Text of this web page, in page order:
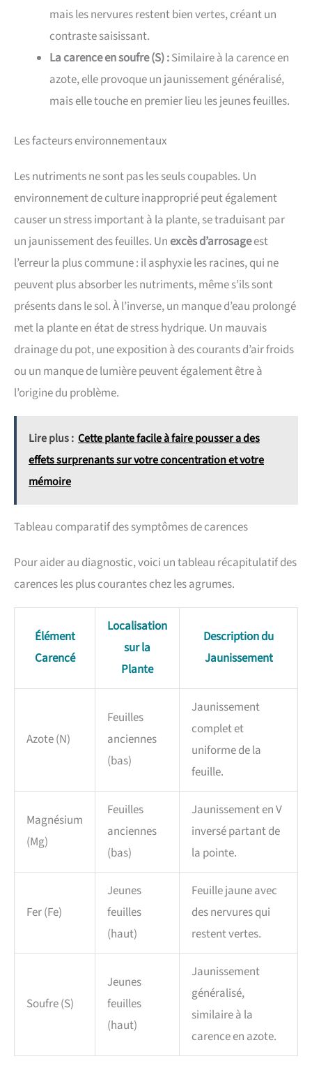
mais les nervures restent bien vertes, créant un
contraste saisissant.
La carence en soufre (S) :Similaire à la carence en
azote, elle provoque un jaunissement généralisé,
mais elle touche en premier lieu les jeunes feuilles.
Les facteurs environnementaux
Les nutriments ne sont pas les seuls coupables. Un
environnement de culture inapproprié peut également
causer un stress important à la plante, se traduisant par
un jaunissement des feuilles. Unexcès d’arrosageest
l’erreur la plus commune : il asphyxie les racines, qui ne
peuvent plus absorber les nutriments, même s’ils sont
présents dans le sol. À l’inverse, un manque d’eau prolongé
met la plante en état de stress hydrique. Un mauvais
drainage du pot, une exposition à des courants d’air froids
ou un manque de lumière peuvent également être à
l’origine du problème.
Lire plus : Cette plante facile à faire pousser a des
effets surprenants sur votre concentration et votre
mémoire
Tableau comparatif des symptômes de carences
Pour aider au diagnostic, voici un tableau récapitulatif des
carences les plus courantes chez les agrumes.
Élément
Carencé
Localisation
sur la
Plante
Description du
Jaunissement
Azote (N)
Feuilles
anciennes
(bas)
Jaunissement
complet et
uniforme de la
feuille.
Magnésium
(Mg)
Feuilles
anciennes
(bas)
Jaunissement en V
inversé partant de
la pointe.
Fer (Fe)
Jeunes
feuilles
(haut)
Feuille jaune avec
des nervures qui
restent vertes.
Soufre (S)
Jeunes
feuilles
(haut)
Jaunissement
généralisé,
similaire à la
carence en azote.